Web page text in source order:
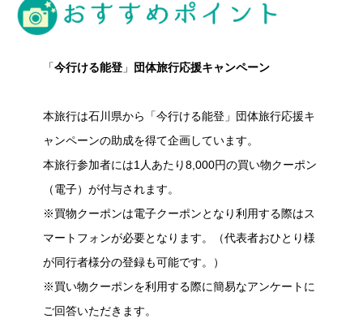
「今行ける能登」 団体旅行応援キャンペーン
本旅行は石川県から「今行ける能登」団体旅行応援キ
ャンペーンの助成を得て企画しています。
本旅行参加者には1人あたり8,000円の買い物クーポン
（電子）が付与されます。
※買物クーポンは電子クーポンとなり利用する際はス
マートフォンが必要となります。（代表者おひとり様
が同行者様分の登録も可能です。）
※買い物クーポンを利用する際に簡易なアンケートに
ご回答いただきます。